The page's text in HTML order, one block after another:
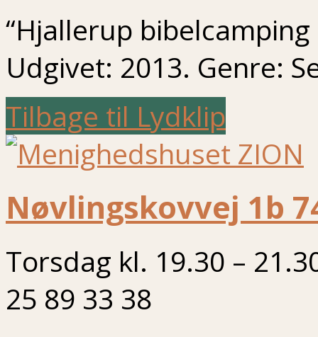
“Hjallerup
Udgivet: 2013. Genre:
Tilbage til Lydklip
Nøvlingskovvej 1b
Torsdag kl. 19.30 –
25 89 33 38